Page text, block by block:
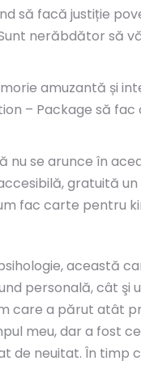
să facă justiție
nerăbdător să
amuzantă și
– Package să
nu se arunce în
gratuită
fac carte pentru
această
personală, cât
a părut atât
meu, dar a fost
de neuitat. În